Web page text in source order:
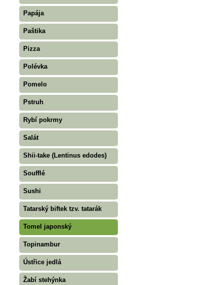
Papája
Paštika
Pizza
Polévka
Pomelo
Pstruh
Rybí pokrmy
Salát
Shii-take (Lentinus edodes)
Soufflé
Sushi
Tatarský biftek tzv. tatarák
Tomel japonský
Topinambur
Ústřice jedlá
Žabí stehýnka